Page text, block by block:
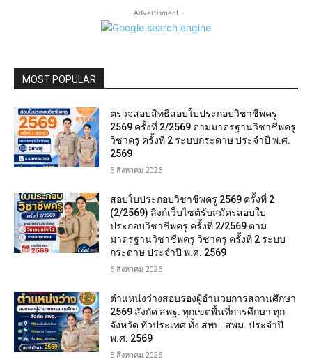
- Advertisment -
MOST POPULAR
ตรวจสอบสิทธิสอบใบประกอบวิชาชีพครู
2569 ครั้งที่ 2/2569 ตามมาตรฐานวิชาชีพครู
วิชาครู ครั้งที่ 2 ระบบกระดาษ ประจำปี พ.ศ.
2569
6 สิงหาคม 2026
สอบใบประกอบวิชาชีพครู 2569 ครั้งที่ 2
(2/2569) ลิงก์เว็บไซต์รับสมัครสอบใบ
ประกอบวิชาชีพครู ครั้งที่ 2/2569 ตาม
มาตรฐานวิชาชีพครู วิชาครู ครั้งที่ 2 ระบบ
กระดาษ ประจำปี พ.ศ. 2569
6 สิงหาคม 2026
ตำแหน่งว่างสอบรองผู้อำนวยการสถานศึกษา
2569 สังกัด สพฐ. ทุกเขตพื้นที่การศึกษา ทุก
จังหวัด ทั่วประเทศ ทั้ง สพป. สพม. ประจำปี
พ.ศ. 2569
5 สิงหาคม 2026